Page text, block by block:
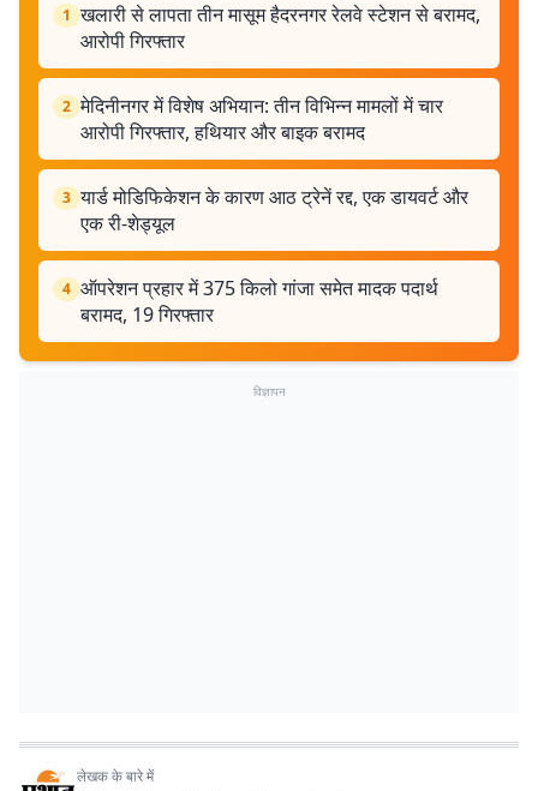
1 खलारी से लापता तीन मासूम हैदरनगर रेलवे स्टेशन से बरामद,
आरोपी गिरफ्तार
2 मेदिनीनगर में विशेष अभियान: तीन विभिन्न मामलों में चार
आरोपी गिरफ्तार, हथियार और बाइक बरामद
3 यार्ड मोडिफिकेशन के कारण आठ ट्रेनें रद्द, एक डायवर्ट और
एक री-शेड्यूल
4 ऑपरेशन प्रहार में 375 किलो गांजा समेत मादक पदार्थ
बरामद, 19 गिरफ्तार
विज्ञापन
लेखक के बारे में